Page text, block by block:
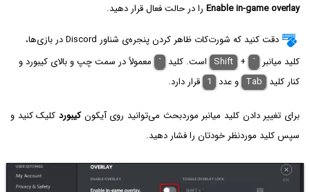
Enable in-game overlay را در حالت فعال قرار دهید.
دقت کنید که شورت‌کات ظاهر کردن پنجره‌ی شناور Discord در بازی‌ها،
کلید میانبر
Shift + ` است. کلید ` معمولاً در سمت چپ و بالای کیبورد و
کنار کلید Tab و عدد 1 قرار دارد.
برای تغییر دادن کلید میانبر موردبحث می‌توانید روی آیکونکیبورد کلیک کنید و
سپس کلید موردنظر خودتان را فشار دهید.